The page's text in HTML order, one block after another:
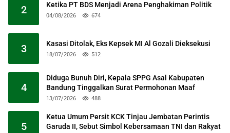
2 Ketika PT BDS Menjadi Arena Penghakiman Politik
04/08/2026 674
3 Kasasi Ditolak, Eks Kepsek MI Al Gozali Dieksekusi
18/07/2026 512
4
Diduga Bunuh Diri, Kepala SPPG Asal Kabupaten
Bandung Tinggalkan Surat Permohonan Maaf
13/07/2026 488
5
Ketua Umum Persit KCK Tinjau Jembatan Perintis
Garuda II, Sebut Simbol Kebersamaan TNI dan Rakyat